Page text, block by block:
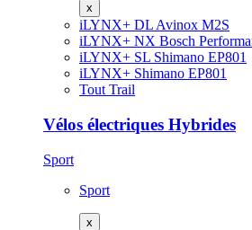
x
iLYNX+ DL Avinox M2S
iLYNX+ NX Bosch
iLYNX+ SL Shimano EP801
iLYNX+ Shimano EP801
Tout Trail
Vélos électriques Hybrides
Sport
Sport
x